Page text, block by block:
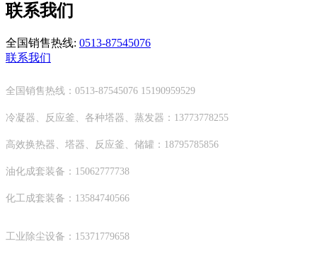
联系我们
全国销售热线: 0513-87545076
联系我们
全国销售热线：0513-87545076 15190959529
冷凝器、反应釜、各种塔器、蒸发器：13773778255
高效换热器、塔器、反应釜、储罐：18795785856
油化成套装备：15062777738
化工成套装备：13584740566
工业除尘设备：15371779658